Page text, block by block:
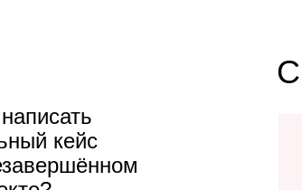
кейс